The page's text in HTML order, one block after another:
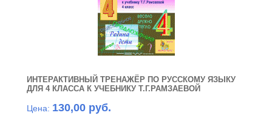
ИНТЕРАКТИВНЫЙ ТРЕНАЖЁР ПО РУССКОМУ ЯЗЫКУ
ДЛЯ 4 КЛАССА К УЧЕБНИКУ Т.Г.РАМЗАЕВОЙ
Цена: 130,00 руб.